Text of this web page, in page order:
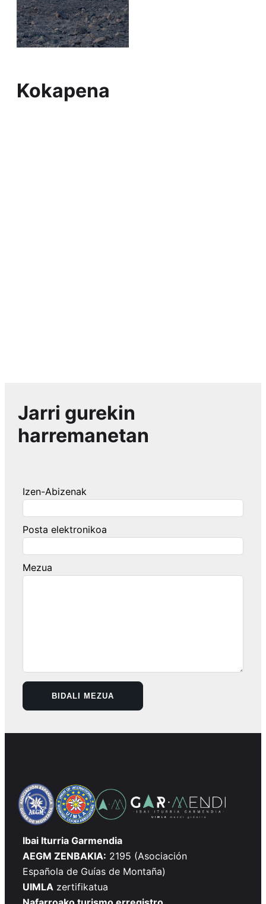
Kokapena
Jarri gurekin
harremanetan
Izen-Abizenak
Posta elektronikoa
Mezua
Ibai Iturria Garmendia
AEGM ZENBAKIA: 2195 (Asociación
Española de Guías de Montaña)
UIMLA zertifikatua